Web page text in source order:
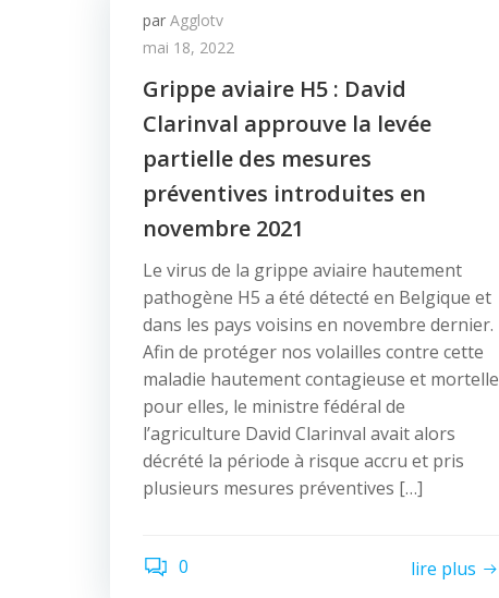
par Agglotv
mai 18, 2022
Grippe aviaire H5 : David
Clarinval approuve la levée
partielle des mesures
préventives introduites en
novembre 2021
Le virus de la grippe aviaire hautement
pathogène H5 a été détecté en Belgique et
dans les pays voisins en novembre dernier.
Afin de protéger nos volailles contre cette
maladie hautement contagieuse et mortelle
pour elles, le ministre fédéral de
l’agriculture David Clarinval avait alors
décrété la période à risque accru et pris
plusieurs mesures préventives […]
0 lire plus